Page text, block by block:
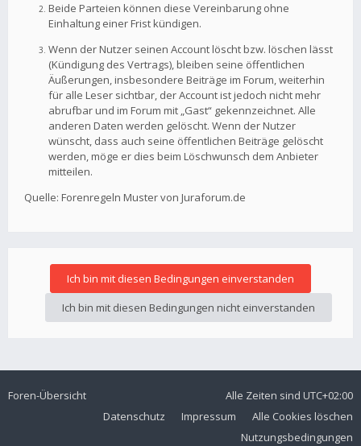
Beide Parteien können diese Vereinbarung ohne
Einhaltung einer Frist kündigen.
Wenn der Nutzer seinen Account löscht bzw. löschen lässt
(Kündigung des Vertrags), bleiben seine öffentlichen
Äußerungen, insbesondere Beiträge im Forum, weiterhin
für alle Leser sichtbar, der Account ist jedoch nicht mehr
abrufbar und im Forum mit „Gast“ gekennzeichnet. Alle
anderen Daten werden gelöscht. Wenn der Nutzer
wünscht, dass auch seine öffentlichen Beiträge gelöscht
werden, möge er dies beim Löschwunsch dem Anbieter
mitteilen.
Quelle: Forenregeln Muster von Juraforum.de
Foren-Übersicht Alle Zeiten sind UTC+02:00
Alle Cookies löschen
Impressum
Datenschutz
Nutzungsbedingungen